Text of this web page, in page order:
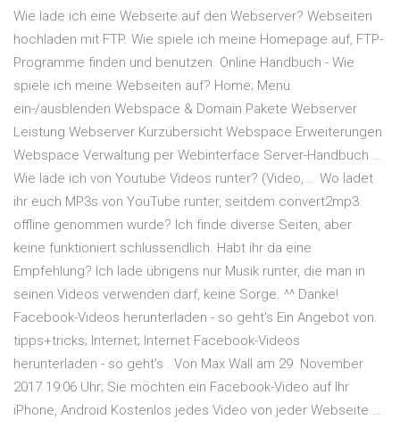
Wie lade ich eine Webseite auf den Webserver? Webseiten
hochladen mit FTP. Wie spiele ich meine Homepage auf, FTP-
Programme finden und benutzen. Online Handbuch - Wie
spiele ich meine Webseiten auf? Home; Menü
ein-/ausblenden Webspace & Domain Pakete Webserver
Leistung Webserver Kurzübersicht Webspace Erweiterungen
Webspace Verwaltung per Webinterface Server-Handbuch …
Wie lade ich von Youtube Videos runter? (Video, … Wo ladet
ihr euch MP3s von YouTube runter, seitdem convert2mp3
offline genommen wurde? Ich finde diverse Seiten, aber
keine funktioniert schlussendlich. Habt ihr da eine
Empfehlung? Ich lade übrigens nur Musik runter, die man in
seinen Videos verwenden darf, keine Sorge. ^^ Danke!
Facebook-Videos herunterladen - so geht's Ein Angebot von.
tipps+tricks; Internet; Internet Facebook-Videos
herunterladen - so geht's . Von Max Wall am 29. November
2017 19:06 Uhr; Sie möchten ein Facebook-Video auf Ihr
iPhone, Android Kostenlos jedes Video von jeder Webseite …